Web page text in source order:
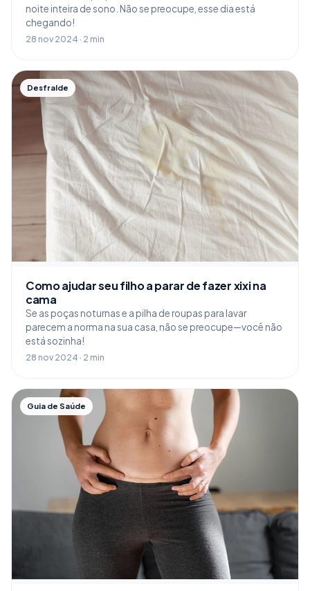
noite inteira de sono. Não se preocupe, esse dia está
chegando!
28 nov 2024 · 2 min
Desfralde
Como ajudar seu filho a parar de fazer xixi na
cama
Se as poças noturnas e a pilha de roupas para lavar
parecem a norma na sua casa, não se preocupe—você não
está sozinha!
28 nov 2024 · 2 min
Guia de Saúde